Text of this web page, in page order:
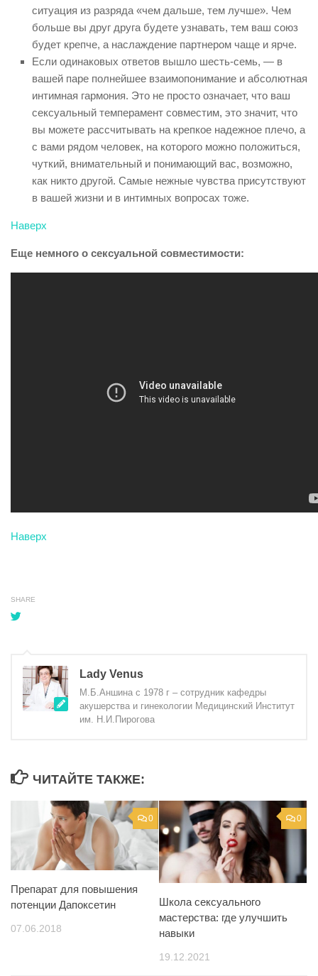
ситуация из разряда «чем дальше, тем лучше». Чем
больше вы друг друга будете узнавать, тем ваш союз
будет крепче, а наслаждение партнером чаще и ярче.
Если одинаковых ответов вышло шесть-семь, — в
вашей паре полнейшее взаимопонимание и абсолютная
интимная гармония. Это не просто означает, что ваш
сексуальный темперамент совместим, это значит, что
вы можете рассчитывать на крепкое надежное плечо, а
с вами рядом человек, на которого можно положиться,
чуткий, внимательный и понимающий вас, возможно,
как никто другой. Самые нежные чувства присутствуют
в вашей жизни и в интимных вопросах тоже.
Наверх
Еще немного о сексуальной совместимости:
Наверх
SHARE
Lady Venus
М.Б.Аншина с 1978 г – сотрудник кафедры
акушерства и гинекологии Медицинский Институт
им. Н.И.Пирогова
ЧИТАЙТЕ ТАКЖЕ:
0
Препарат для повышения
потенции Дапоксетин
07.06.2018
0
Школа сексуального
мастерства: где улучшить
навыки
19.12.2021